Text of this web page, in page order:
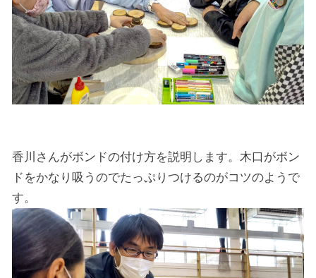
香川さんがボンドの付け方を説明します。木口がボン
ドをかなり吸うのでたっぷりつけるのがコツのようで
す。